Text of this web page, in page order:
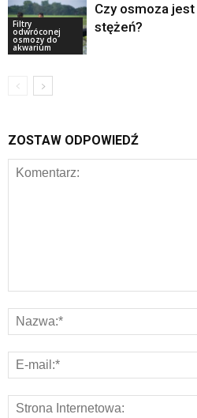
Filtry
odwróconej
osmozy do
akwarium
Czy osmoza
stężeń?
ZOSTAW ODPOWIEDŹ